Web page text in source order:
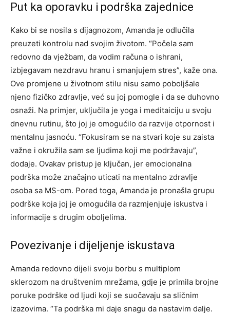
Put ka oporavku i podrška zajednice
Kako bi se nosila s dijagnozom, Amanda je odlučila
preuzeti kontrolu nad svojim životom. “Počela sam
redovno da vježbam, da vodim računa o ishrani,
izbjegavam nezdravu hranu i smanjujem stres”, kaže ona.
Ove promjene u životnom stilu nisu samo poboljšale
njeno fizičko zdravlje, već su joj pomogle i da se duhovno
osnaži. Na primjer, uključila je yoga i meditaiciju u svoju
dnevnu rutinu, što joj je omogućilo da razvije otpornost i
mentalnu jasnoću. “Fokusiram se na stvari koje su zaista
važne i okružila sam se ljudima koji me podržavaju”,
dodaje. Ovakav pristup je ključan, jer emocionalna
podrška može značajno uticati na mentalno zdravlje
osoba sa MS-om. Pored toga, Amanda je pronašla grupu
podrške koja joj je omogućila da razmjenjuje iskustva i
informacije s drugim oboljelima.
Povezivanje i dijeljenje iskustava
Amanda redovno dijeli svoju borbu s multiplom
sklerozom na društvenim mrežama, gdje je primila brojne
poruke podrške od ljudi koji se suočavaju sa sličnim
izazovima. “Ta podrška mi daje snagu da nastavim dalje.